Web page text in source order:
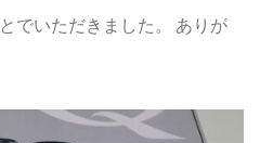
でいただきました。 ありが